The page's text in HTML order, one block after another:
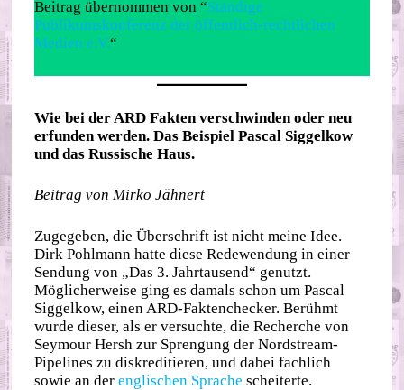
Beitrag übernommen von “Ständige
Publikumskonferenz der öffentlich-rechtlichen
Medien e.V.“
Wie bei der ARD Fakten verschwinden oder neu
erfunden werden. Das Beispiel Pascal Siggelkow
und das Russische Haus.
Beitrag von Mirko Jähnert
Zugegeben, die Überschrift ist nicht meine Idee.
Dirk Pohlmann hatte diese Redewendung in einer
Sendung von „Das 3. Jahrtausend“ genutzt.
Möglicherweise ging es damals schon um Pascal
Siggelkow, einen ARD-Faktenchecker. Berühmt
wurde dieser, als er versuchte, die Recherche von
Seymour Hersh zur Sprengung der Nordstream-
Pipelines zu diskreditieren, und dabei fachlich
sowie an derenglischen Sprache scheiterte.